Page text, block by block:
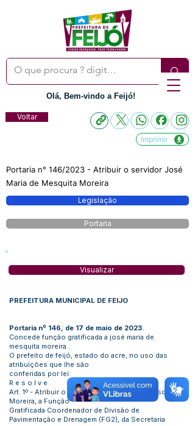
Olá, Bem-vindo a Feijó!
Voltar
Imprimir
Portaria n° 146/2023 - Atribuir o servidor José
Maria de Mesquita Moreira
Legislação
Portaria
Visualizar
PREFEITURA MUNICIPAL DE FEIJO
Portaria nº 146, de 17 de maio de 2023.
Concede função gratificada a josé maria de
mesquita moreira .
O prefeito de feijó, estado do acre, no uso das
atribuições que lhe são
conferidas por lei:
R e s o l v e
Art. 1º - Atribuir o servidor José Maria de Mesquita
Moreira, a Função
Gratificada Coordenador de Divisão de
Pavimentação e Drenagem (FG2), da Secretaria